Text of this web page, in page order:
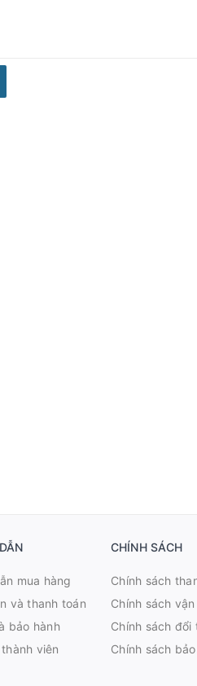
mua hàng
và thanh toán
bảo hành
viên
CHÍNH SÁCH
Chính sách
Chính sách
Chính sách đổi
Chính sách